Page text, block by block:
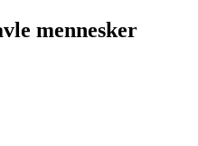
mennesker